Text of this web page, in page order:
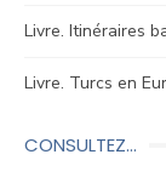
Livre. Itinéraires
Livre. Turcs en
CONSULTEZ…